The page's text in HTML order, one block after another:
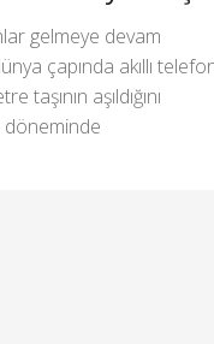
gelmeye devam
çapında akıllı
taşının aşıldığını
döneminde